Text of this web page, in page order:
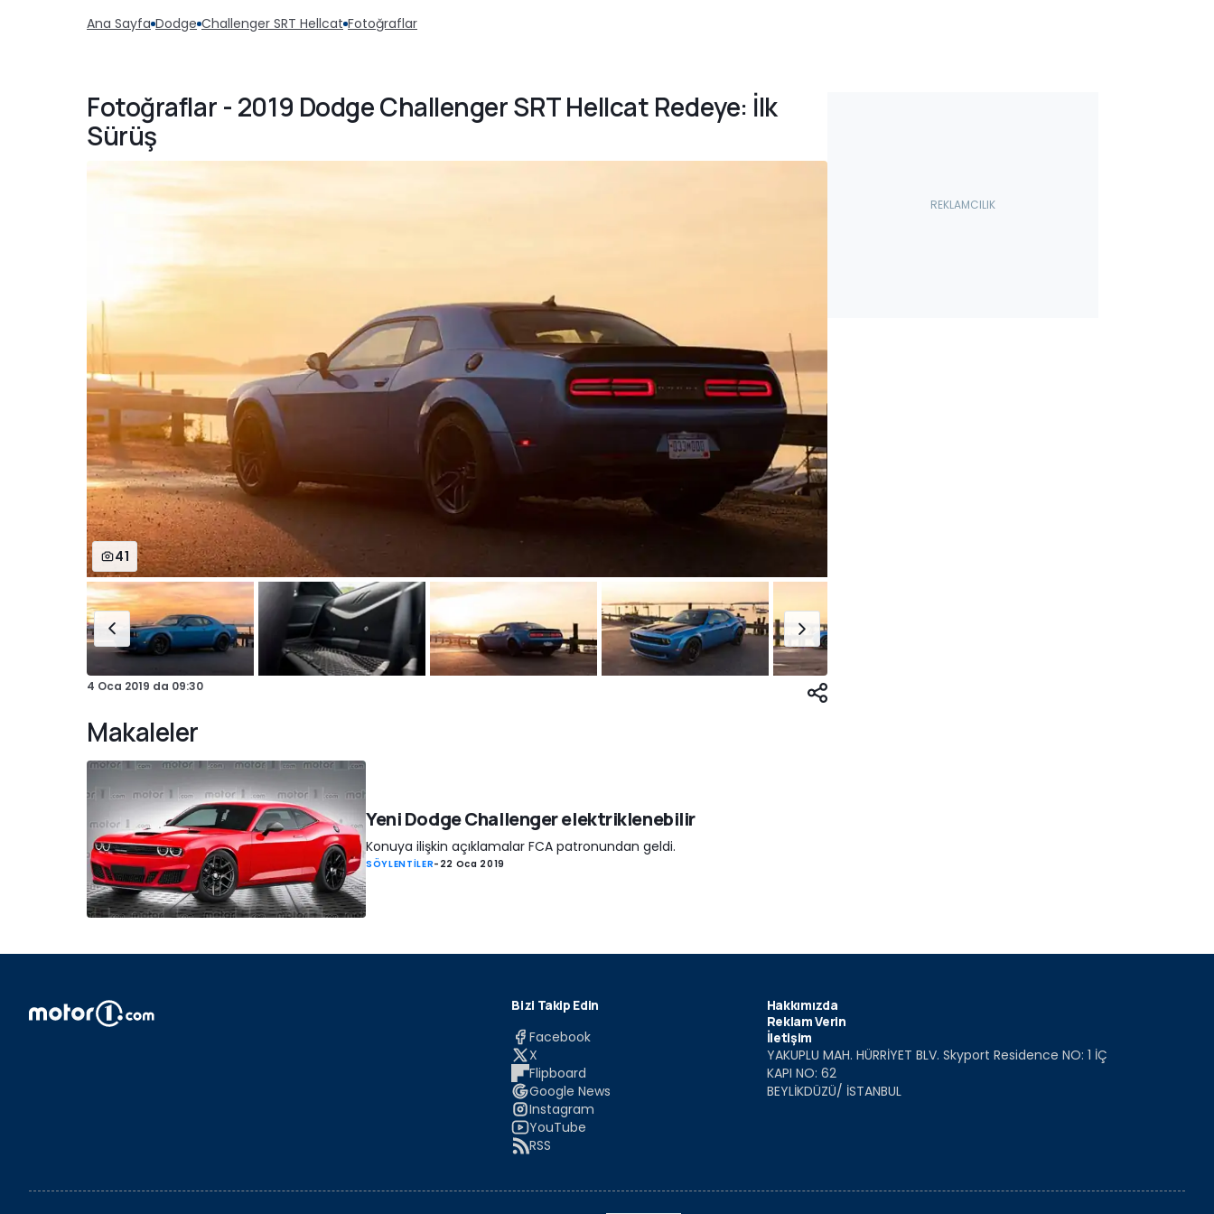
Ana Sayfa Dodge Challenger SRT Hellcat Fotoğraflar
Fotoğraflar - 2019 Dodge Challenger SRT Hellcat Redeye: İlk
Sürüş
41
4 Oca 2019 da 09:30
Makaleler
Yeni Dodge Challenger elektriklenebilir
Konuya ilişkin açıklamalar FCA patronundan geldi.
SÖYLENTİLER- 22 Oca 2019
Bizi Takip Edin
Facebook
X
Flipboard
Google News
Instagram
YouTube
RSS
Hakkımızda
Reklam Verin
İletişim
YAKUPLU MAH. HÜRRİYET BLV. Skyport Residence NO: 1 İÇ
KAPI NO: 62
BEYLİKDÜZÜ/ İSTANBUL